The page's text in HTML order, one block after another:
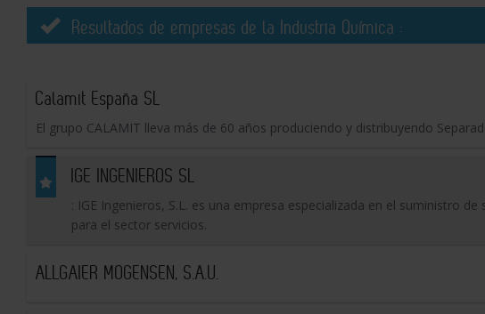
Resultados de empresas de la Industria Química :
Calamit España SL
El grupo CALAMIT lleva más de 60 años produciendo y distribuyendo
IGE INGENIEROS SL
: IGE Ingenieros, S.L. es una empresa especializada en el suministro
para el sector servicios.
ALLGAIER MOGENSEN, S.A.U.